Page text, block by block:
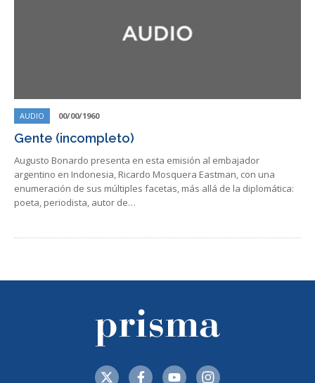
AUDIO 00/00/1960
Gente (incompleto)
Augusto Bonardo presenta en esta emisión al embajador
argentino en Indonesia, Ricardo Mosquera Eastman, con una
enumeración de sus múltiples facetas, más allá de la diplomática:
poeta, periodista, autor de…